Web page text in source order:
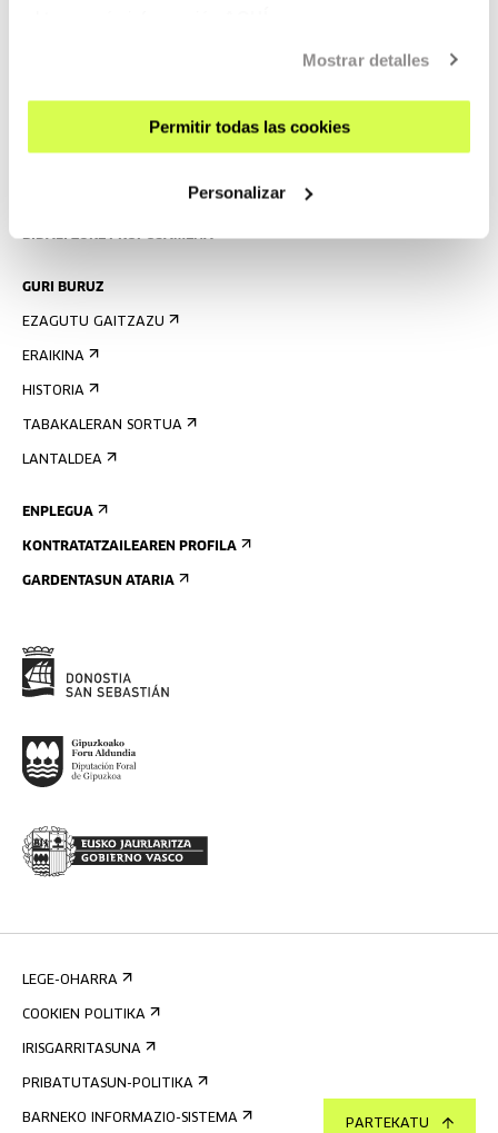
Mostrar detalles
Permitir todas las cookies
Personalizar
PARTEKATU
BIDALI ZURE PROPOSAMENA
GURI BURUZ
EZAGUTU GAITZAZU
ERAIKINA
HISTORIA
TABAKALERAN SORTUA
LANTALDEA
ENPLEGUA
KONTRATATZAILEAREN PROFILA
GARDENTASUN ATARIA
LEGE-OHARRA
COOKIEN POLITIKA
IRISGARRITASUNA
PRIBATUTASUN-POLITIKA
BARNEKO INFORMAZIO-SISTEMA